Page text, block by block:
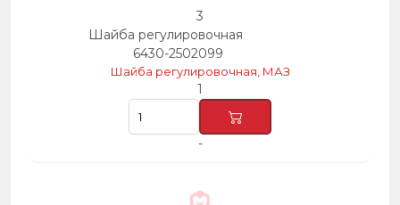
3
Шайба регулировочная
6430-2502099
Шайба регулировочная, МАЗ
1
-